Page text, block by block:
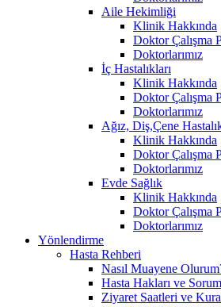
Aile Hekimliği
Klinik Hakkında
Doktor Çalışma
Doktorlarımız
İç Hastalıkları
Klinik Hakkında
Doktor Çalışma
Doktorlarımız
Ağız, Diş,Çene
Klinik Hakkında
Doktor Çalışma
Doktorlarımız
Evde Sağlık
Klinik Hakkında
Doktor Çalışma
Doktorlarımız
Yönlendirme
Hasta Rehberi
Nasıl Muayene
Hasta Hakları ve
Ziyaret Saatleri ve